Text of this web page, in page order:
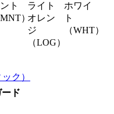
ト
MNT）
ライト
オレン
ジ
（LOG）
ホワイ
ト
（WHT）
ク）
ド